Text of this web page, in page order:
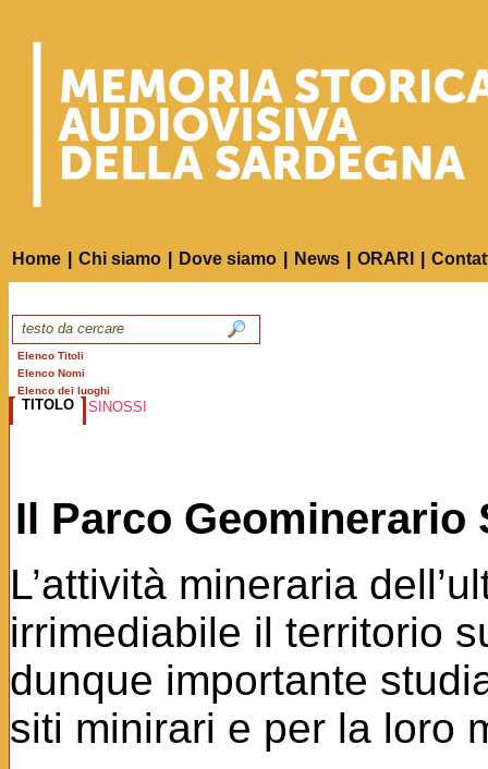
Home Chi siamo Dove siamo News ORARI
Elenco Titoli
Elenco Nomi
Elenco dei luoghi
TITOLO SINOSSI
Il Parco Geominerario
L’attività mineraria
irrimediabile il territorio
dunque importante
siti minirari e per la loro